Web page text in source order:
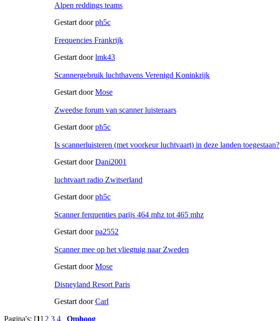
Alpen reddings teams
Gestart doorph5c
Frequencies Frankrijk
Gestart doorlmk43
Scannergebruik luchthavens Verenigd Koninkrijk
Gestart doorMose
Zweedse forum van scanner luisteraars
Gestart doorph5c
Is scannerluisteren (met voorkeur luchtvaart) in deze landen toegestaan?
Gestart doorDani2001
luchtvaart radio Zwitserland
Gestart doorph5c
Scanner ferquenties parijs 464 mhz tot 465 mhz
Gestart doorpa2552
Scanner mee op het vliegtuig naar Zweden
Gestart doorMose
Disneyland Resort Paris
Gestart doorCarl
Pagina's: [1] 2 3 4 Omhoog